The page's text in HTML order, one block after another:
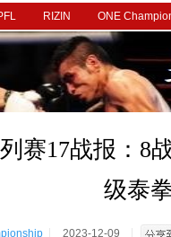
RIZIN ONE
赛17战报：8
级泰
2023-12-09